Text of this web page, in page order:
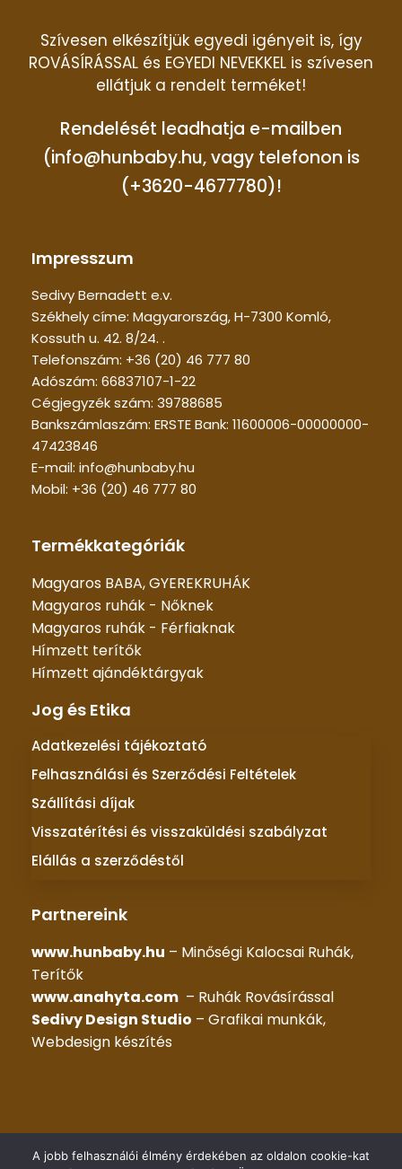
Szívesen elkészítjük egyedi igényeit is, így
ROVÁSÍRÁSSAL és EGYEDI NEVEKKEL is szívesen
ellátjuk a rendelt terméket!
Rendelését leadhatja e-mailben
(info@hunbaby.hu, vagy telefonon is
(+3620-4677780)!
Impresszum
Sedivy Bernadett e.v.
Székhely címe: Magyarország, H-7300 Komló,
Kossuth u. 42. 8/24. .
Telefonszám: +36 (20) 46 777 80
Adószám: 66837107-1-22
Cégjegyzék szám: 39788685
Bankszámlaszám: ERSTE Bank: 11600006-00000000-
47423846
E-mail: info@hunbaby.hu
Mobil: +36 (20) 46 777 80
Termékkategóriák
Magyaros BABA, GYEREKRUHÁK
Magyaros ruhák - Nőknek
Magyaros ruhák - Férfiaknak
Hímzett terítők
Hímzett ajándéktárgyak
Jog és Etika
Adatkezelési tájékoztató
Felhasználási és Szerződési Feltételek
Szállítási díjak
Visszatérítési és visszaküldési szabályzat
Elállás a szerződéstől
Partnereink
www.hunbaby.hu – Minőségi Kalocsai Ruhák,
Terítők
www.anahyta.com – Ruhák Rovásírással
Sedivy Design Studio – Grafikai munkák,
Webdesign készítés
© 2025 –KALOCSAI RUHÁK– Minden jog fenntartva |
A jobb felhasználói élmény érdekében az oldalon cookie-kat